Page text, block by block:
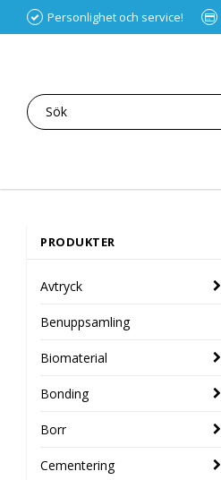
Personlighet och service!
PRODUKTER
Avtryck
Benuppsamling
Biomaterial
Bonding
Borr
Cementering